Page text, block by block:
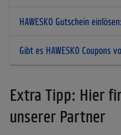
HAWESKO Gutschein
Gibt es HAWESKO Coupons
Extra Tipp: Hier
unserer Partner